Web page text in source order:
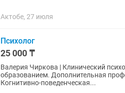
Актобе, 27 июля
Психолог
25 000 ₸
Валерия Чиркова | Клинический психолог Практикующий психолог с высшим
образованием. Дополнительная профессиональная подготовка: • Клиническая психология •
Когнитивно-поведенческая...